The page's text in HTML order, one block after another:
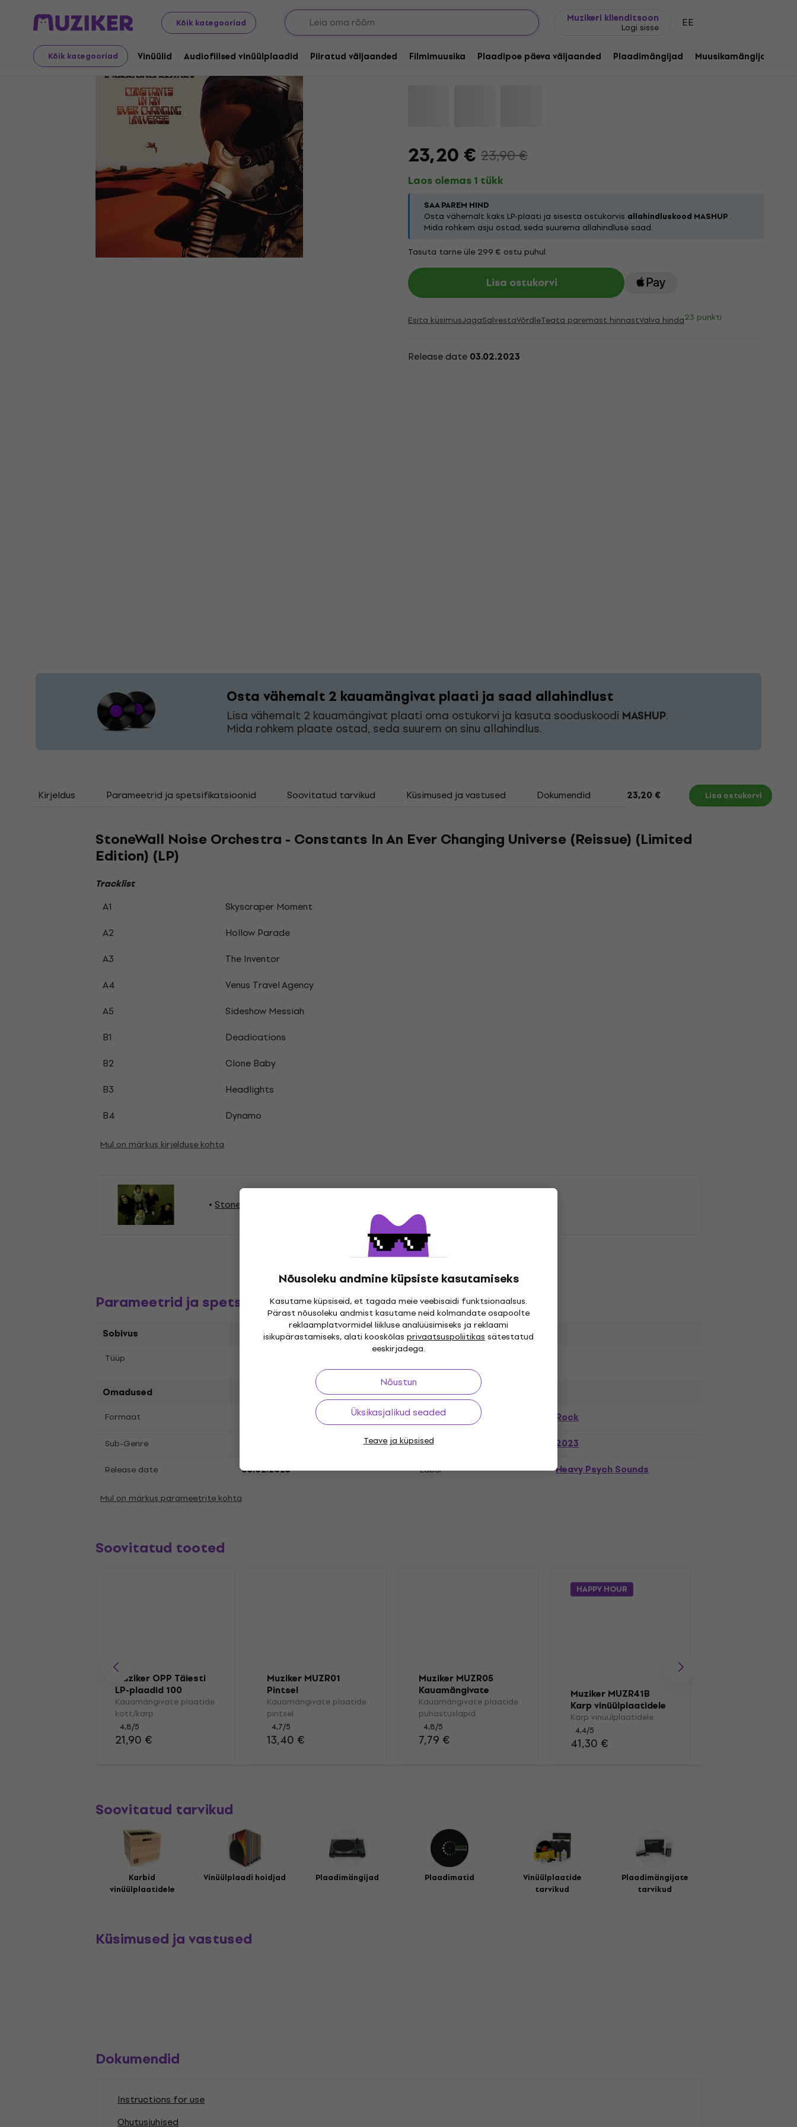
Kõik kategooriad
Muzikeri klienditsoon
Logi sisse EE
Kõik kategooriad Vinüülid Audiofiilsed vinüülplaadid Piiratud väljaanded Filmimuusika Plaadipoe päeva väljaanded Plaadimängijad Muusikamängijad
Nõusoleku andmine küpsiste kasutamiseks
Kasutame küpsiseid, et tagada meie veebisaidi funktsionaalsus.
Pärast nõusoleku andmist kasutame neid kolmandate osapoolte
reklaamplatvormidel liikluse analüüsimiseks ja reklaami
isikupärastamiseks, alati kooskõlas privaatsuspoliitikassätestatud
eeskirjadega.
Nõustun
Üksikasjalikud seaded
Teave ja küpsised
LP plaadid ja CD-d Vinüülid
StoneWall Noise Orchestra - Constants In An Ever
Changing Universe (Reissue) (Limited Edition) (LP)
23,20 € 23,90 €
Laos olemas 1 tükk
SAA PAREM HIND
Osta vähemalt kaks LP-plaati ja sisesta ostukorvis allahindluskood MASHUP.
Mida rohkem asju ostad, seda suurema allahindluse saad.
Tasuta tarne üle 299 € ostu puhul.
Lisa ostukorvi
Esita küsimusJagaSalvestaVõrdleTeata paremast hinnastValva hinda23 punkti
Release date 03.02.2023
Osta vähemalt 2 kauamängivat plaati ja saad allahindlust
Lisa vähemalt 2 kauamängivat plaati oma ostukorvi ja kasuta sooduskoodi MASHUP.
Mida rohkem plaate ostad, seda suurem on sinu allahindlus.
Kirjeldus Parameetrid ja spetsifikatsioonid Soovitatud tarvikud Küsimused ja vastused Dokumendid 23,20 € Lisa ostukorvi
StoneWall Noise Orchestra - Constants In An Ever Changing Universe (Reissue) (Limited
Edition) (LP)
Tracklist
A1
Skyscraper Moment
A2
Hollow Parade
A3
The Inventor
A4
Venus Travel Agency
A5
Sideshow Messiah
B1
Deadications
B2
Clone Baby
B3
Headlights
B4
Dynamo
Mul on märkus kirjelduse kohta
StoneWall Noise Orchestra Vinüülplaadid
Parameetrid ja spetsifikatsioonid
Sobivus
Tüüp
Omadused
Formaat Genre Rock
Sub-Genre Release year 2023
Release date 03.02.2023 Label Heavy Psych Sounds
Mul on märkus parameetrite kohta
Soovitatud tooted
Muziker OPP Täiesti
LP-plaadid 100
Kauamängivate plaatide
kott/karp
4,8/5
21,90 €
Muziker MUZR01
Pintsel
Kauamängivate plaatide
pintsel
4,7/5
13,40 €
Muziker MUZR05
Kauamängivate
plaatide
puhastuslapid
Kauamängivate plaatide
puhastuslapid
4,8/5
7,79 €
HAPPY HOUR
Muziker MUZR41B
Karp vinüülplaatidele
Karp vinüülplaatidele
4,4/5
41,30 €
Soovitatud tarvikud
Karbid
vinüülplaatidele
Vinüülplaadi hoidjad Plaadimängijad Plaadimatid
Vinüülplaatide
tarvikud
Plaadimängijate
tarvikud
Küsimused ja vastused
Dokumendid
Instructions for use
Ohutusjuhised